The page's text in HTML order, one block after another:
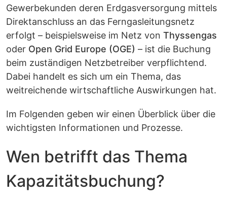
Gewerbekunden deren Erdgasversorgung mittels
Direktanschluss an das Ferngasleitungsnetz
erfolgt – beispielsweise im Netz von Thyssengas
oder Open Grid Europe (OGE) – ist die Buchung
beim zuständigen Netzbetreiber verpflichtend.
Dabei handelt es sich um ein Thema, das
weitreichende wirtschaftliche Auswirkungen hat.
Im Folgenden geben wir einen Überblick über die
wichtigsten Informationen und Prozesse.
Wen betrifft das Thema
Kapazitätsbuchung?